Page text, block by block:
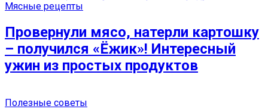
Мясные рецепты
Провернули мясо, натерли картошку
– получился «Ёжик»! Интересный
ужин из простых продуктов
Полезные советы